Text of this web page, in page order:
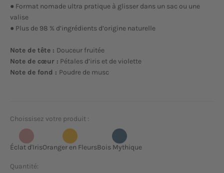
● Format nomade ultra pratique à glisser dans un sac ou une
valise
● Plus de 98 % d’ingrédients d’origine naturelle
Note de tête : Douceur fruitée
Note de cœur : Pétales d’iris et de violette
Note de fond : Poudre de musc
Choissisez votre produit :
Éclat d'IrisOranger en FleursBois Mythique
Quantité: